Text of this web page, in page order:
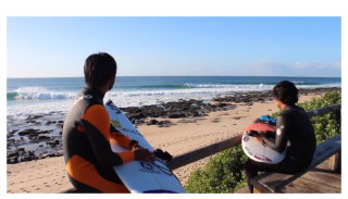
サーフィンエリアガイド
会員メニュー
今月のプレゼント
ショップ情報
ショップ情報
湘南
ウラナミ
お知らせ